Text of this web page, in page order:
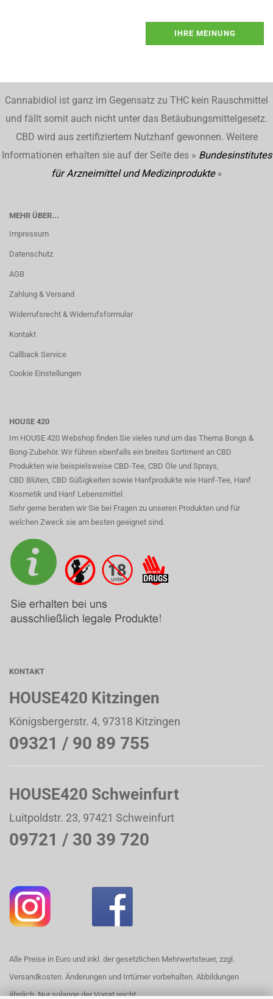
IHRE MEINUNG
Cannabidiol ist ganz im Gegensatz zu THC kein Rauschmittel
und fällt somit auch nicht unter das Betäubungsmittelgesetz.
CBD wird aus zertifiziertem Nutzhanf gewonnen. Weitere
Informationen erhalten sie auf der Seite des » Bundesinstitutes
für Arzneimittel und Medizinprodukte«
MEHR ÜBER...
Impressum
Datenschutz
AGB
Zahlung & Versand
Widerrufsrecht & Widerrufsformular
Kontakt
Callback Service
Cookie Einstellungen
HOUSE 420
Im HOUSE 420 Webshop finden Sie vieles rund um das Thema Bongs &
Bong-Zubehör. Wir führen ebenfalls ein breites Sortiment an CBD
Produkten wie beispielsweise CBD-Tee, CBD Öle und Sprays,
CBD Blüten, CBD Süßigkeiten sowie Hanfprodukte wie Hanf-Tee, Hanf
Kosmetik und Hanf Lebensmittel.
Sehr gerne beraten wir Sie bei Fragen zu unseren Produkten und für
welchen Zweck sie am besten geeignet sind.
KONTAKT
HOUSE420 Kitzingen
Königsbergerstr. 4, 97318 Kitzingen
09321 / 90 89 755
HOUSE420 Schweinfurt
Luitpoldstr. 23, 97421 Schweinfurt
09721 / 30 39 720
Alle Preise in Euro und inkl. der gesetzlichen Mehrwertsteuer, zzgl.
Versandkosten. Änderungen und Irrtümer vorbehalten. Abbildungen
ähnlich. Nur solange der Vorrat reicht.